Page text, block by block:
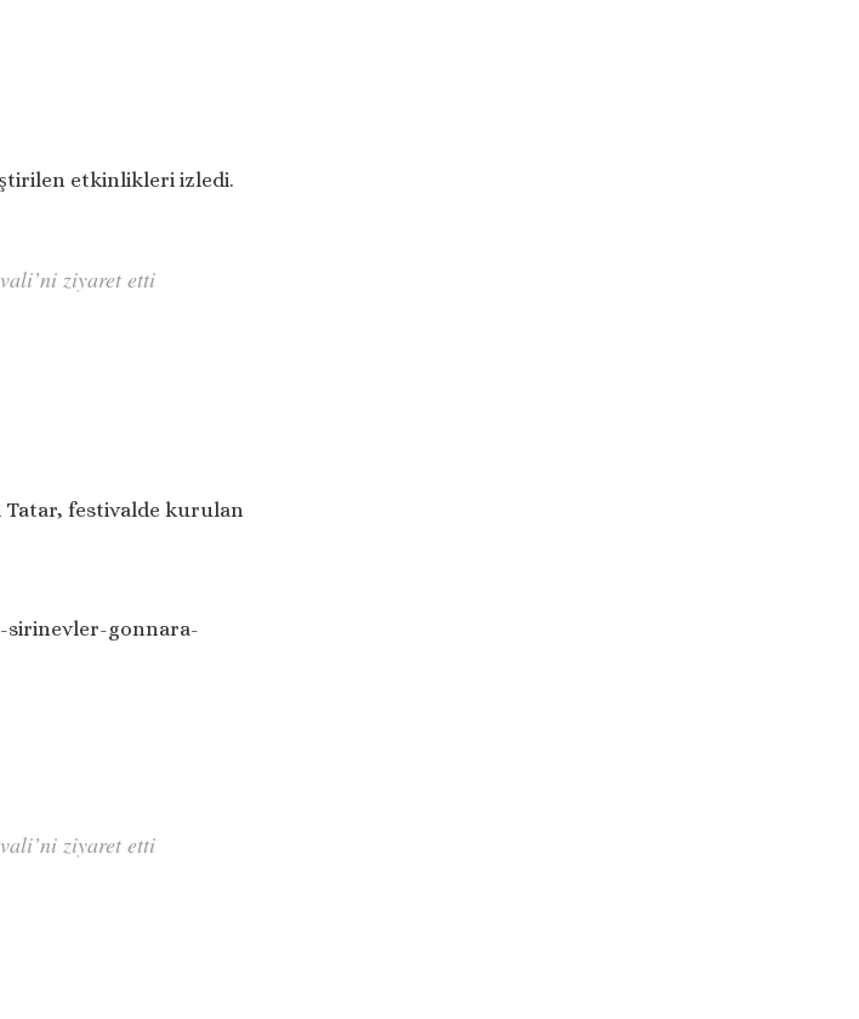
etkinlikleri izledi.
ziyaret etti
Tatar, festivalde kurulan
gonnara-
ziyaret etti